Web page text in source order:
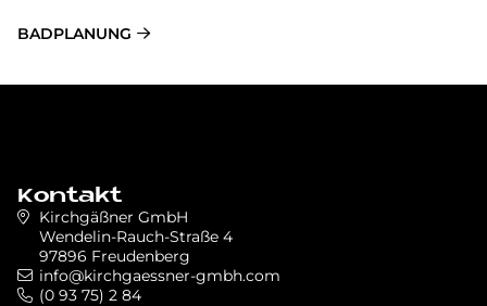
BAD­PLA­NUNG
Kontakt
Kirchgäßner GmbH
Wendelin-Rauch-Straße 4
97896 Freudenberg
info@kirchgaessner-gmbh.com
(0 93 75) 2 84